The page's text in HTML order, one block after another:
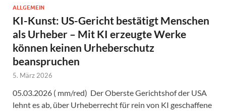
ALLGEMEIN
KI-Kunst: US-Gericht bestätigt Menschen
als Urheber – Mit KI erzeugte Werke
können keinen Urheberschutz
beanspruchen
5. März 2026
05.03.2026 ( mm/red) Der Oberste Gerichtshof der USA
lehnt es ab, über Urheberrecht für rein von KI geschaffene